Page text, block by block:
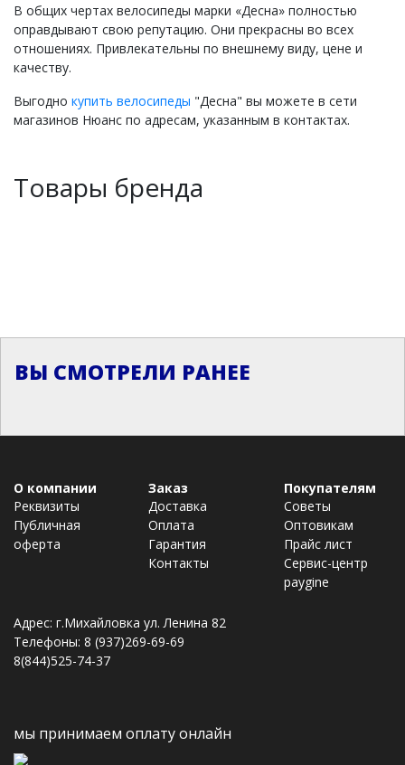
В общих чертах велосипеды марки «Десна» полностью
оправдывают свою репутацию. Они прекрасны во всех
отношениях. Привлекательны по внешнему виду, цене и
качеству.
Выгодно купить велосипеды "Десна" вы можете в сети
магазинов Нюанс по адресам, указанным в контактах.
Товары бренда
ВЫ СМОТРЕЛИ РАНЕЕ
О компании
Реквизиты
Публичная
оферта
Заказ
Доставка
Оплата
Гарантия
Контакты
Покупателям
Советы
Оптовикам
Прайс лист
Сервис-центр
paygine
Адрес: г.Михайловка ул. Ленина 82
Телефоны: 8 (937)269-69-69
8(844)525-74-37
мы принимаем оплату онлайн